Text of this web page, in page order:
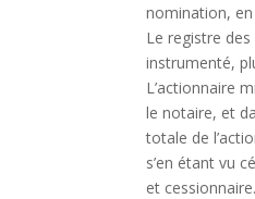
nomination, en
Le registre
instrumenté,
L’actionnaire
le notaire, et
totale de
s’en étant vu
et cessionnaire.